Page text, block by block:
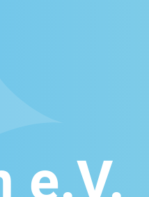
e.V.